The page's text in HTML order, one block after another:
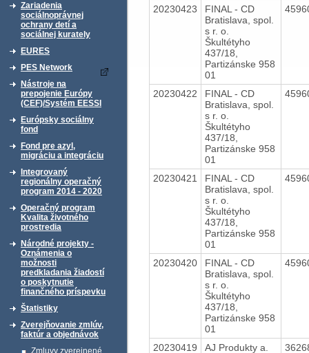
Zariadenia
sociálnoprávnej
ochrany detí a
sociálnej kurately
EURES
PES Network
Nástroje na
prepojenie Európy
(CEF)/Systém EESSI
Európsky sociálny
fond
Fond pre azyl,
migráciu a integráciu
Integrovaný
regionálny operačný
program 2014 - 2020
Operačný program
Kvalita životného
prostredia
Národné projekty -
Oznámenia o
možnosti
predkladania žiadostí
o poskytnutie
finančného príspevku
Štatistiky
Zverejňovanie zmlúv,
faktúr a objednávok
Zmluvy zverejnené
20230423
FINAL - CD
Bratislava, spol.
s r. o.
Škultétyho
437/18,
Partizánske 958
01
20230422
FINAL - CD
Bratislava, spol.
s r. o.
Škultétyho
437/18,
Partizánske 958
01
20230421
FINAL - CD
Bratislava, spol.
s r. o.
Škultétyho
437/18,
Partizánske 958
01
20230420
FINAL - CD
Bratislava, spol.
s r. o.
Škultétyho
437/18,
Partizánske 958
01
20230419
AJ Produkty a.